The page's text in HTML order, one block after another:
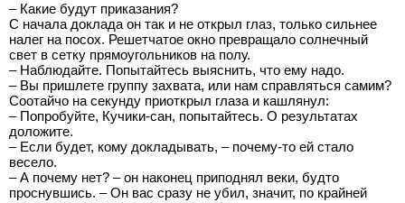
– Какие будут приказания?
С начала доклада он так и не открыл глаз, только сильнее
налег на посох. Решетчатое окно превращало солнечный
свет в сетку прямоугольников на полу.
– Наблюдайте. Попытайтесь выяснить, что ему надо.
– Вы пришлете группу захвата, или нам справляться самим?
Соотайчо на секунду приоткрыл глаза и кашлянул:
– Попробуйте, Кучики-сан, попытайтесь. О результатах
доложите.
– Если будет, кому докладывать, – почему-то ей стало
весело.
– А почему нет? – он наконец приподнял веки, будто
проснувшись. – Он вас сразу не убил, значит, по крайней